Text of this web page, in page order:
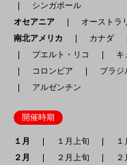
シンガポール
オセアニア
オーストラ
南北アメリカ
カナダ
プエルト・リコ
キ
コロンビア
ブラ
アルゼンチン
開催時期
１月 １月上旬 １
２月
２月上旬 ２